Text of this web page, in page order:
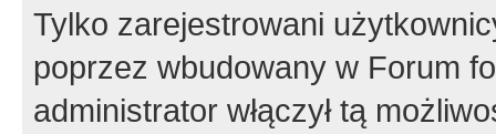
Tylko zarejestrowani
poprzez wbudowany w Forum
administrator włączył tą